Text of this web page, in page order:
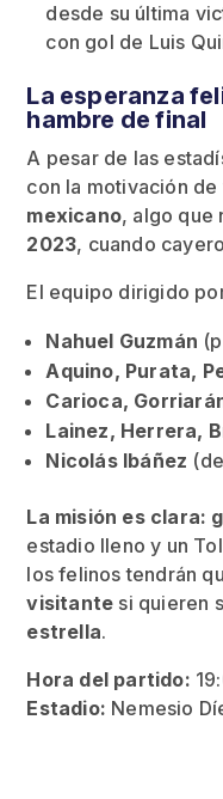
desde su última
con gol de Luis
La esperanza
hambre de final
A pesar de las
con la motivación de
mexicano, algo que
2023, cuando
El equipo dirigido
Nahuel Guzmán
Aquino, Purata,
Carioca,
Lainez, Herrera,
Nicolás Ibáñez
La misión es clara:
estadio lleno y un
los felinos tendrán
visitante si quieren
estrella.
Hora del partido:
Estadio: Nemesio